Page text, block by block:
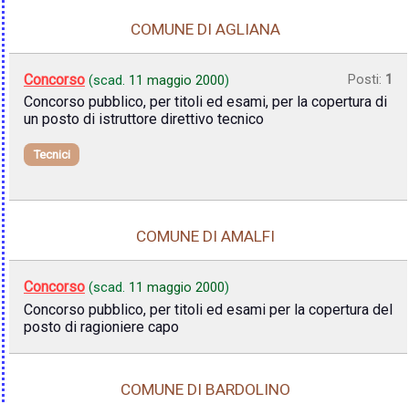
COMUNE DI AGLIANA
Concorso (scad. 11 maggio 2000) Posti: 1
Concorso pubblico, per titoli ed esami, per la copertura di
un posto di istruttore direttivo tecnico
Tecnici
COMUNE DI AMALFI
Concorso (scad. 11 maggio 2000)
Concorso pubblico, per titoli ed esami per la copertura del
posto di ragioniere capo
COMUNE DI BARDOLINO